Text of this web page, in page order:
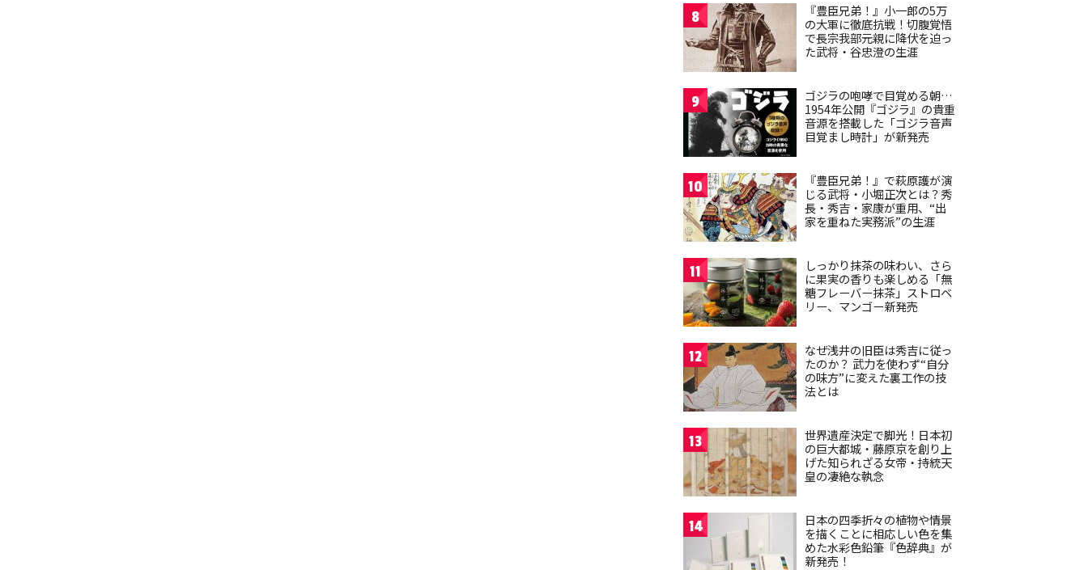
8
『豊臣兄弟！』小一郎の5万
の大軍に徹底抗戦！切腹覚悟
で長宗我部元親に降伏を迫っ
た武将・谷忠澄の生涯
9
ゴジラの咆哮で目覚める朝…
1954年公開『ゴジラ』の貴重
音源を搭載した「ゴジラ音声
目覚まし時計」が新発売
10
『豊臣兄弟！』で萩原護が演
じる武将・小堀正次とは？秀
長・秀吉・家康が重用、“出
家を重ねた実務派”の生涯
11
しっかり抹茶の味わい、さら
に果実の香りも楽しめる「無
糖フレーバー抹茶」ストロベ
リー、マンゴー新発売
12
なぜ浅井の旧臣は秀吉に従っ
たのか？ 武力を使わず“自分
の味方”に変えた裏工作の技
法とは
13
世界遺産決定で脚光！日本初
の巨大都城・藤原京を創り上
げた知られざる女帝・持統天
皇の凄絶な執念
14
日本の四季折々の植物や情景
を描くことに相応しい色を集
めた水彩色鉛筆『色辞典』が
新発売！